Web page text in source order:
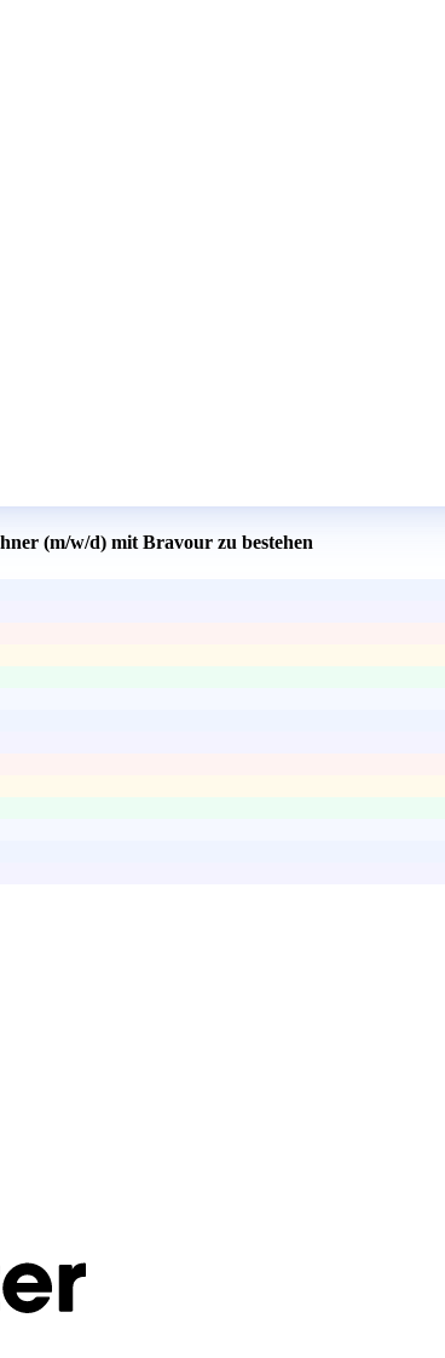
(m/w/d) mit Bravour zu bestehen